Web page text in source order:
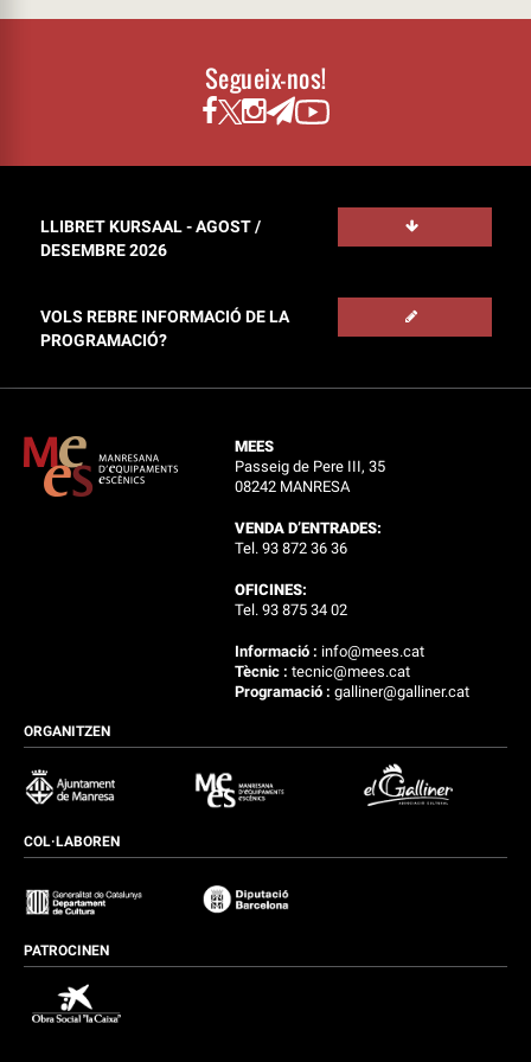
Segueix-nos!
LLIBRET KURSAAL - AGOST /
DESEMBRE 2026
VOLS REBRE INFORMACIÓ DE LA
PROGRAMACIÓ?
MEES
Passeig de Pere III, 35
08242 MANRESA
VENDA D’ENTRADES:
Tel. 93 872 36 36
OFICINES:
Tel. 93 875 34 02
Informació : info@mees.cat
Tècnic :tecnic@mees.cat
Programació :galliner@galliner.cat
ORGANITZEN
COL·LABOREN
PATROCINEN